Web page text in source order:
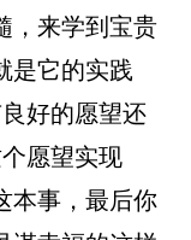
，来学到宝贵
是它的实践
好的愿望还
愿望实现
本事，最后你